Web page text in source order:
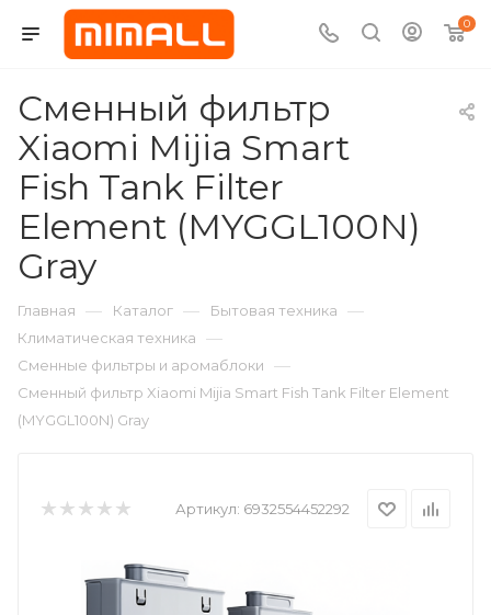
0
Сменный фильтр
Xiaomi Mijia Smart
Fish Tank Filter
Element (MYGGL100N)
Gray
Главная — Каталог — Бытовая техника —
Климатическая техника —
Сменные фильтры и аромаблоки —
Сменный фильтр Xiaomi Mijia Smart Fish Tank Filter Element
(MYGGL100N) Gray
Артикул: 6932554452292